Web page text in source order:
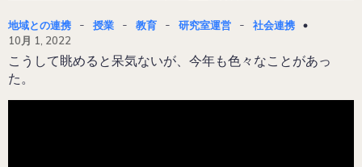
地域との連携 - 授業 - 教育 - 研究室運営 -
社会連携
10月 1, 2022
こうして眺めると呆気ないが、今年も色々なことがあっ
た。